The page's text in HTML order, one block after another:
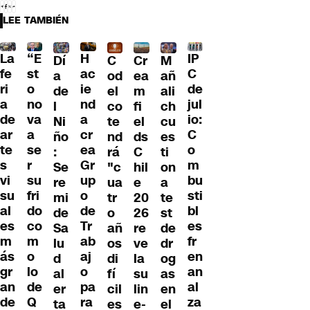
LEE TAMBIÉN
La
fe
ri
a
de
ar
te
s
vi
su
al
es
m
ás
gr
an
de
“E
st
o
no
va
a
se
r
su
fri
do
co
m
o
lo
de
Q
Dí
a
de
l
Ni
ño
:
Se
re
mi
de
Sa
lu
d
al
er
ta
H
ac
ie
nd
a
cr
ea
Gr
up
o
de
Tr
ab
aj
o
pa
ra
C
od
el
co
te
nd
rá
"c
ua
tr
o
añ
os
di
fí
cil
es
Cr
ea
m
fi
el
ds
C
hil
e
20
26
re
ve
la
su
lin
e-
M
añ
ali
ch
cu
es
ti
on
a
te
st
de
dr
og
as
en
el
IP
C
de
jul
io:
C
o
m
bu
sti
bl
es
fr
en
an
al
za